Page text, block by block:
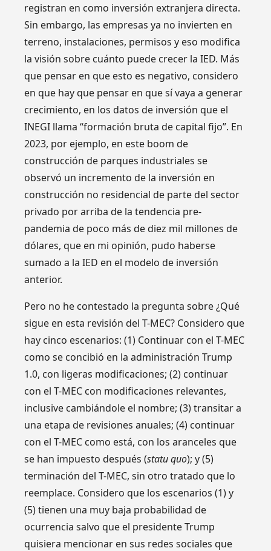
registran en como inversión extranjera directa.
Sin embargo, las empresas ya no invierten en
terreno, instalaciones, permisos y eso modifica
la visión sobre cuánto puede crecer la IED. Más
que pensar en que esto es negativo, considero
en que hay que pensar en que sí vaya a generar
crecimiento, en los datos de inversión que el
INEGI llama “formación bruta de capital fijo”. En
2023, por ejemplo, en este boom de
construcción de parques industriales se
observó un incremento de la inversión en
construcción no residencial de parte del sector
privado por arriba de la tendencia pre-
pandemia de poco más de diez mil millones de
dólares, que en mi opinión, pudo haberse
sumado a la IED en el modelo de inversión
anterior.
Pero no he contestado la pregunta sobre ¿Qué
sigue en esta revisión del T-MEC? Considero que
hay cinco escenarios: (1) Continuar con el T-MEC
como se concibió en la administración Trump
1.0, con ligeras modificaciones; (2) continuar
con el T-MEC con modificaciones relevantes,
inclusive cambiándole el nombre; (3) transitar a
una etapa de revisiones anuales; (4) continuar
con el T-MEC como está, con los aranceles que
se han impuesto después (statu quo); y (5)
terminación del T-MEC, sin otro tratado que lo
reemplace. Considero que los escenarios (1) y
(5) tienen una muy baja probabilidad de
ocurrencia salvo que el presidente Trump
quisiera mencionar en sus redes sociales que